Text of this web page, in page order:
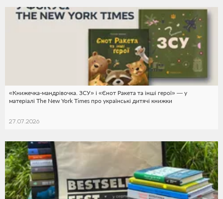
«Книжечка-мандрівочка. ЗСУ» і «Єнот Ракета та інші герої» — у
матеріалі The New York Times про українські дитячі книжки
27.07.2026